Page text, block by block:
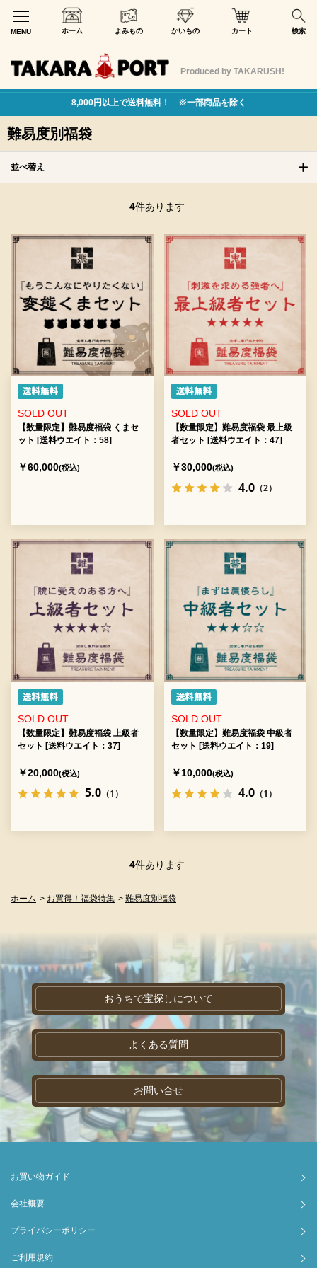
MENU ホーム よみもの かいもの カート 検索
Produced by TAKARUSH!
8,000円以上で送料無料！ ※一部商品を除く
難易度別福袋
並べ替え
4件あります
SOLD OUT
【数量限定】難易度福袋 くまセ
ット [送料ウエイト：58]
￥60,000(税込)
SOLD OUT
【数量限定】難易度福袋 最上級
者セット [送料ウエイト：47]
￥30,000(税込)
4.0（2）
SOLD OUT
【数量限定】難易度福袋 上級者
セット [送料ウエイト：37]
￥20,000(税込)
5.0 （1）
SOLD OUT
【数量限定】難易度福袋 中級者
セット [送料ウエイト：19]
￥10,000(税込)
4.0（1）
4件あります
ホーム > お買得！福袋特集 > 難易度別福袋
おうちで宝探しについて
よくある質問
お問い合せ
お買い物ガイド
会社概要
プライバシーポリシー
ご利用規約